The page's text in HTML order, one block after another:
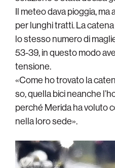
Il meteo dava pioggia,
per lunghi tratti. La
lo stesso numero di
53-39, in questo modo
tensione.
«Come ho trovato la
so, quella bici neanche
perché Merida ha voluto
nella loro sede».